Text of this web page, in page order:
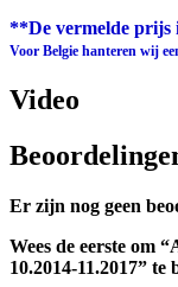
**De vermelde prijs
Voor Belgie hanteren wij
Video
Er zijn nog geen
Wees de eerste om
10.2014-11.2017” te